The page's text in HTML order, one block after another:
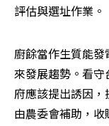
評估與選址作業。
廚餘當作生質能
來發展趨勢。看
府應該提出誘因
由農委會補助，收